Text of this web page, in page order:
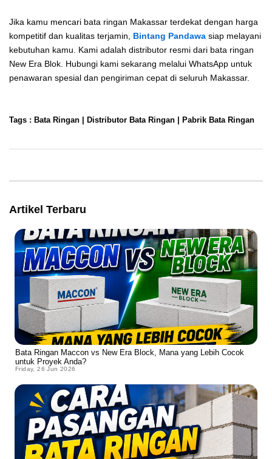
Jika kamu mencari bata ringan Makassar terdekat dengan harga
kompetitif dan kualitas terjamin, Bintang Pandawa siap melayani
kebutuhan kamu. Kami adalah distributor resmi dari bata ringan
New Era Blok. Hubungi kami sekarang melalui WhatsApp untuk
penawaran spesial dan pengiriman cepat di seluruh Makassar.
Tags : Bata Ringan Distributor Bata Ringan Pabrik Bata Ringan
Artikel Terbaru
Bata Ringan Maccon vs New Era Block, Mana yang Lebih Cocok
untuk Proyek Anda?
Friday, 26 Jun 2026